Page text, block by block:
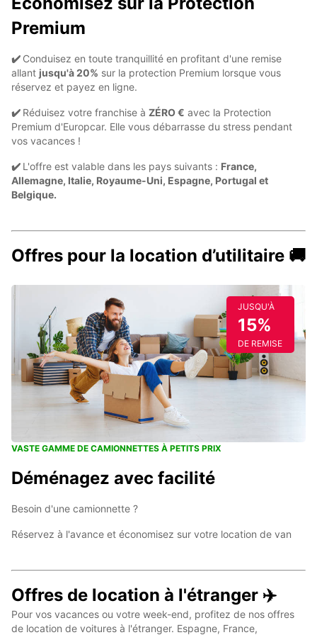
Premium
✔️ Conduisez en toute tranquillité en profitant d'une remise
allant jusqu'à 20% sur la protection Premium lorsque vous
réservez et payez en ligne.
✔️ Réduisez votre franchise à ZÉRO € avec la Protection
Premium d'Europcar. Elle vous débarrasse du stress pendant
vos vacances !
✔️ L'offre est valable dans les pays suivants : France,
Allemagne, Italie, Royaume-Uni, Espagne, Portugal et
Belgique.
Offres pour la location d’utilitaire 🚚
JUSQU'À
15%
DE REMISE
VASTE GAMME DE CAMIONNETTES À PETITS PRIX
Déménagez avec facilité
Besoin d'une camionnette ?
Réservez à l'avance et économisez sur votre location de van
Offres de location à l'étranger ✈️
Pour vos vacances ou votre week-end, profitez de nos offres
de location de voitures à l'étranger. Espagne, France,